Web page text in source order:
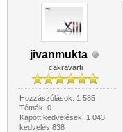
jivanmukta
cakravarti
Hozzászólások: 1 585
Témák: 0
Kapott kedvelések: 1 043
kedvelés 838